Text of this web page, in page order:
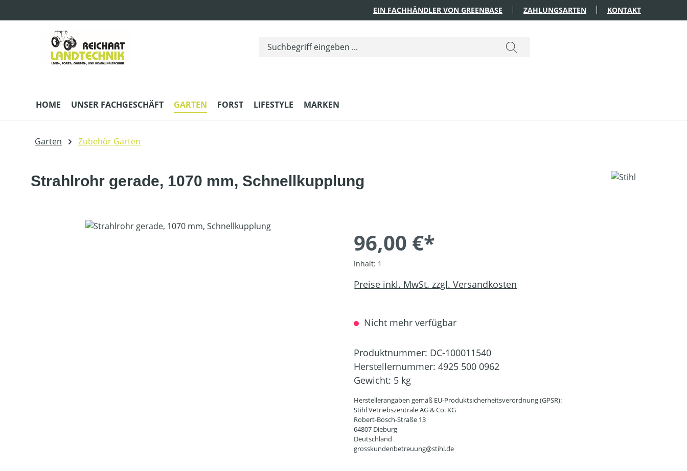
EIN FACHHÄNDLER VON GREENBASE ZAHLUNGSARTEN KONTAKT
HOME UNSER FACHGESCHÄFT GARTEN FORST LIFESTYLE MARKEN
Garten Zubehör Garten
Strahlrohr gerade, 1070 mm, Schnellkupplung
Bildergalerie überspringen
96,00 €*
Inhalt: 1
Preise inkl. MwSt. zzgl. Versandkosten
Nicht mehr verfügbar
Produktnummer: DC-100011540
Herstellernummer: 4925 500 0962
Gewicht: 5 kg
Herstellerangaben gemäß EU-Produktsicherheitsverordnung (GPSR):
Stihl Vetriebszentrale AG & Co. KG
Robert-Bosch-Straße 13
64807 Dieburg
Deutschland
grosskundenbetreuung@stihl.de